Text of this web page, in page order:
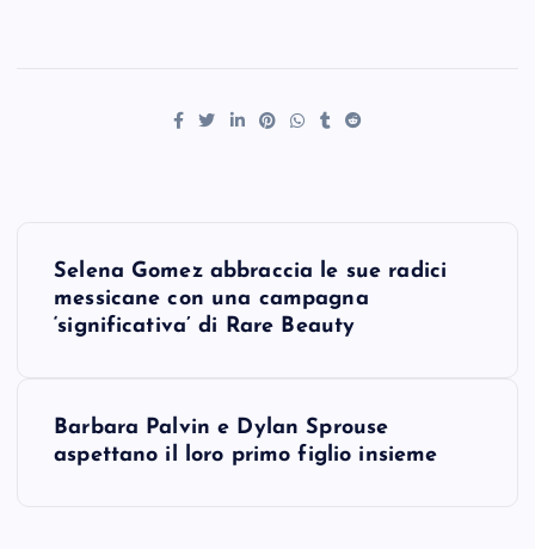
Selena Gomez abbraccia le sue radici
messicane con una campagna
‘significativa’ di Rare Beauty
Barbara Palvin e Dylan Sprouse
aspettano il loro primo figlio insieme